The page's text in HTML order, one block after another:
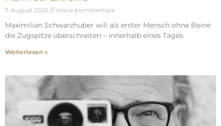
7. August 2026 Keine Kommentare
Maximilian Schwarzhuber will als erster Mensch ohne Beine
die Zugspitze überschreiten – innerhalb eines Tages.
Weiterlesen »